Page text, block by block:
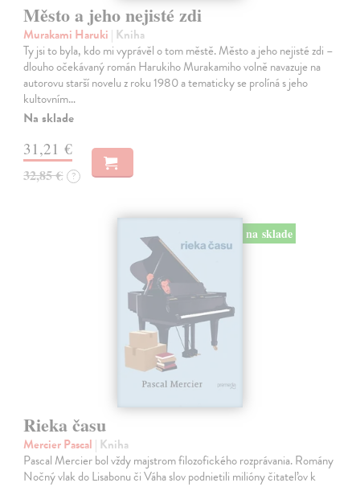
Město a jeho nejisté zdi
Murakami Haruki | Kniha
Ty jsi to byla, kdo mi vyprávěl o tom městě. Město a jeho nejisté zdi –
dlouho očekávaný román Harukiho Murakamiho volně navazuje na
autorovu starší novelu z roku 1980 a tematicky se prolíná s jeho
kultovním…
Na sklade
31,21 €
32,85 € ?
na sklade
Rieka času
Mercier Pascal | Kniha
Pascal Mercier bol vždy majstrom filozofického rozprávania. Romány
Nočný vlak do Lisabonu či Váha slov podnietili milióny čitateľov k